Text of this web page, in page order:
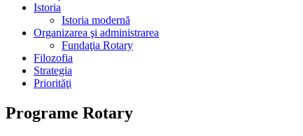
Istoria
Istoria modernă
Organizarea şi administrarea
Fundaţia Rotary
Filozofia
Strategia
Priorităţi
Programe Rotary